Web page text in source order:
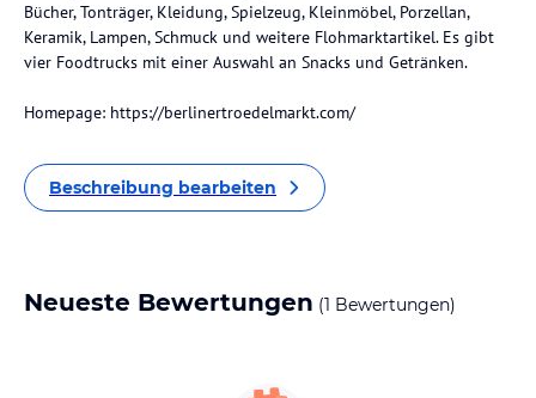
Bücher, Tonträger, Kleidung, Spielzeug, Kleinmöbel, Porzellan,
Keramik, Lampen, Schmuck und weitere Flohmarktartikel. Es gibt
vier Foodtrucks mit einer Auswahl an Snacks und Getränken.
Homepage: https://berlinertroedelmarkt.com/
Beschreibung bearbeiten
Neueste Bewertungen (1 Bewertungen)